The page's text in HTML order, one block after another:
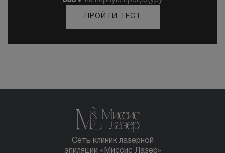
ПРОЙТИ ТЕСТ
Сеть клиник лазерной
эпиляции «Миссис Лазер»